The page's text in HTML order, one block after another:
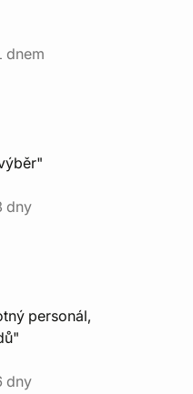
dnem
dny
personál,
dny